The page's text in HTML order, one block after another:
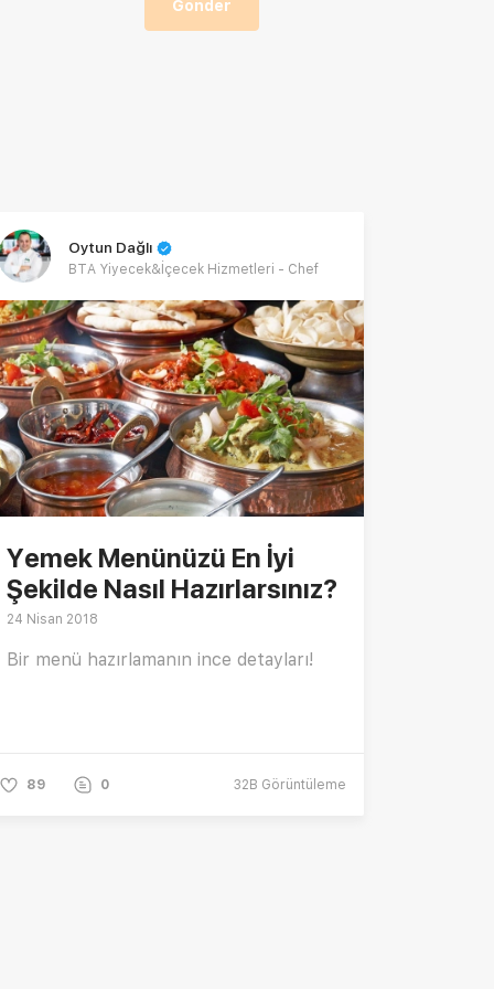
Gönder
Oytun Dağlı
BTA Yiyecek&İçecek Hizmetleri - Chef
Yemek Menünüzü En İyi
Şekilde Nasıl Hazırlarsınız?
24 Nisan 2018
Bir menü hazırlamanın ince detayları!
89 0 32B Görüntüleme